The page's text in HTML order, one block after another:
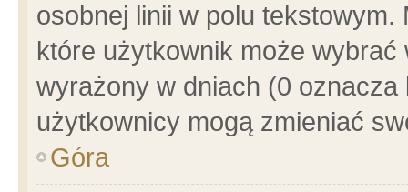
osobnej linii w polu
które użytkownik może
wyrażony w dniach (0
użytkownicy mogą zmieniać
Góra